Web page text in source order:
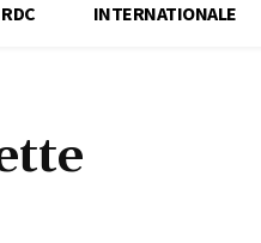
INTERNATIONALE